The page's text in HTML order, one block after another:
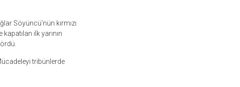
Söyüncü’nün kırmızı
ilk yarının
tribünlerde